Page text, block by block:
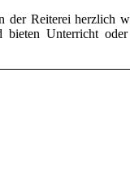
der Reiterei herzlich
bieten Unterricht